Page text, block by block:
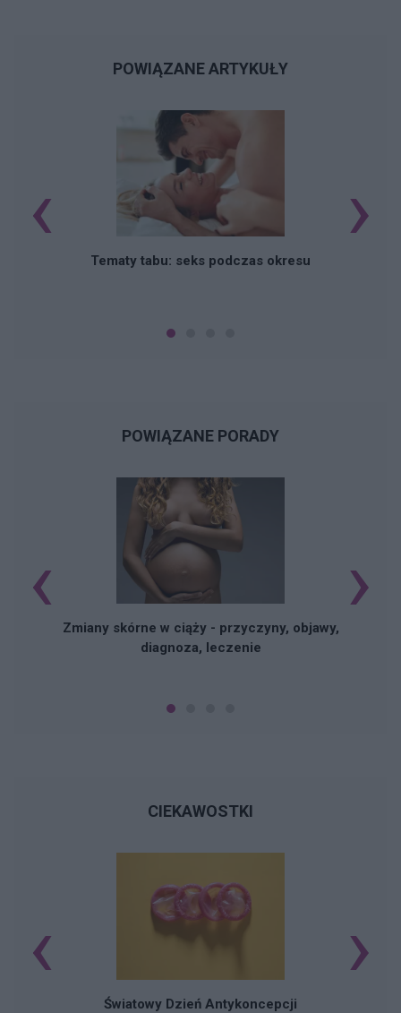
POWIĄZANE ARTYKUŁY
Tematy tabu: seks podczas okresu
‹ ›
POWIĄZANE PORADY
Zmiany skórne w ciąży - przyczyny, objawy,
diagnoza, leczenie
‹ ›
CIEKAWOSTKI
Światowy Dzień Antykoncepcji
‹ ›